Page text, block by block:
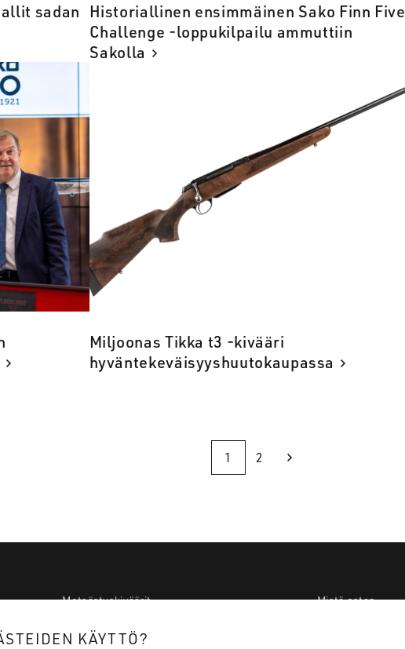
sadan
Historiallinen ensimmäinen Sako Finn Five
Challenge -loppukilpailu ammuttiin
Sakolla
Miljoonas Tikka t3 -kivääri
hyväntekeväisyyshuutokaupassa
1 2
Metsästyskiväärit
Tarkuuskiväärit
Mistä ostan
KÄYTTÖ?